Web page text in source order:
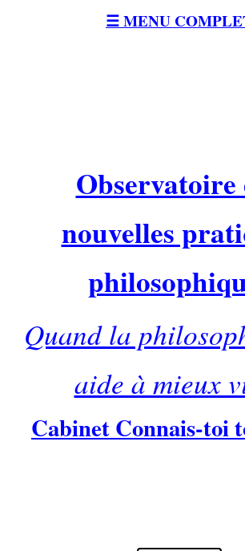
☰ MENU
Observatoire
nouvelles
Quand la
aide à mieux
Cabinet Connais-toi